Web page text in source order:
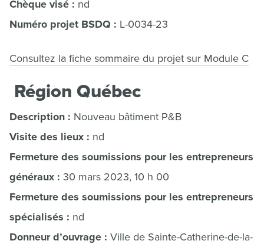
Chèque visé : nd
Numéro projet BSDQ : L-0034-23
Consultez la fiche sommaire du projet sur Module C
Région Québec
Description : Nouveau bâtiment P&B
Visite des lieux : nd
Fermeture des soumissions pour les entrepreneurs
généraux : 30 mars 2023, 10 h 00
Fermeture des soumissions pour les entrepreneurs
spécialisés : nd
Donneur d’ouvrage : Ville de Sainte-Catherine-de-la-